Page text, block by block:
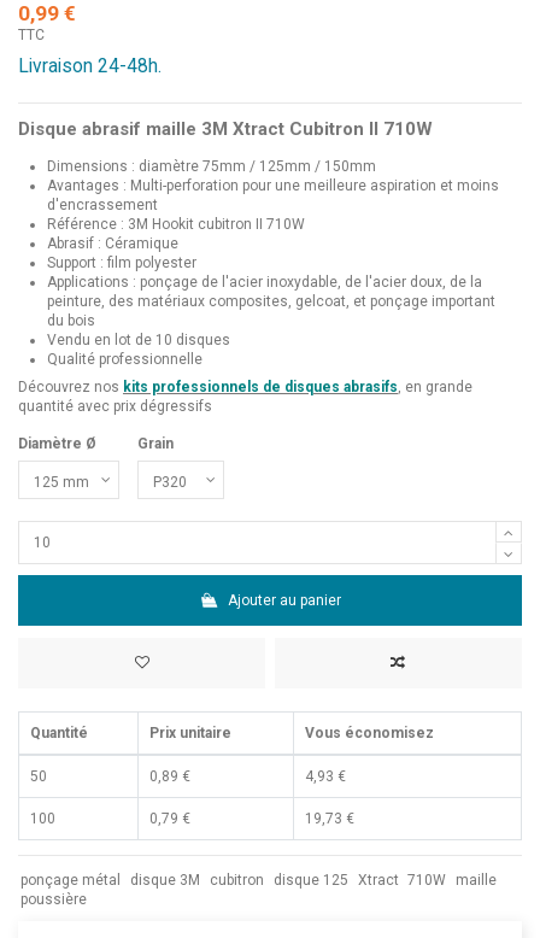
0,99 €
TTC
Livraison 24-48h.
Disque abrasif maille 3M Xtract Cubitron II 710W
Dimensions : diamètre 75mm / 125mm / 150mm
Avantages : Multi-perforation pour une meilleure aspiration et moins
d'encrassement
Référence : 3M Hookit cubitron II 710W
Abrasif : Céramique
Support : film polyester
Applications : ponçage de l'acier inoxydable, de l'acier doux, de la
peinture, des matériaux composites, gelcoat, et ponçage important
du bois
Vendu en lot de 10 disques
Qualité professionnelle
Découvrez nos kits professionnels de disques abrasifs , en grande
quantité avec prix dégressifs
Diamètre Ø Grain
Ajouter au panier
Quantité Prix unitaire Vous économisez
50 0,89 € 4,93 €
100 0,79 € 19,73 €
ponçage métal disque 3M cubitron disque 125 Xtract 710W
maille
poussière